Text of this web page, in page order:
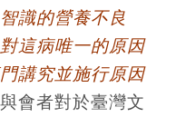
智識的營養不良
這病唯一的原因
講究並施行原因
會者對於臺灣文